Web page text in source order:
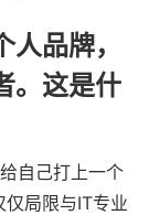
品牌，
。这是什
自己打上一个
局限与IT专业